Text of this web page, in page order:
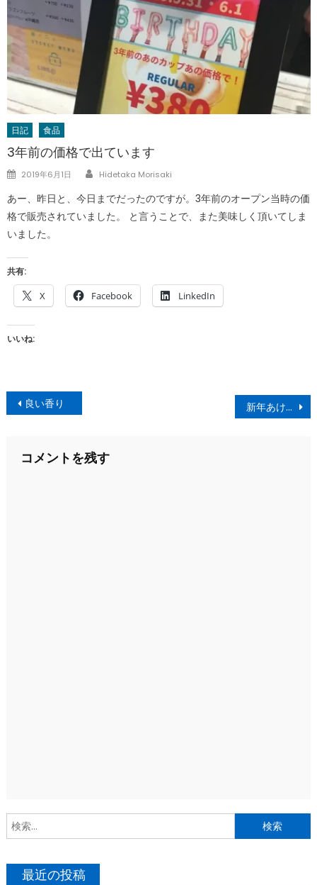
日記 食品
3年前の価格で出ています
Posted
2019年6月1日 Author
Hidetaka Morisaki
あー、昨日と、今日までだったのですが。3年前のオープン当時の価
格で販売されていました。 と言うことで、また美味しく頂いてしま
いました。
共有:
X Facebook LinkedIn
いいね:
投
稿
ビ
良い香り 新年あけましておめでとうございます。
コメントを残す
最近の投稿